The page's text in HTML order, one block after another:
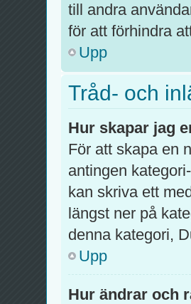
till andra
för att förhindra
Upp
Tråd- och
Hur skapar jag
För att skapa en
antingen
kan skriva ett
längst ner på
denna kategori,
Upp
Hur ändrar och